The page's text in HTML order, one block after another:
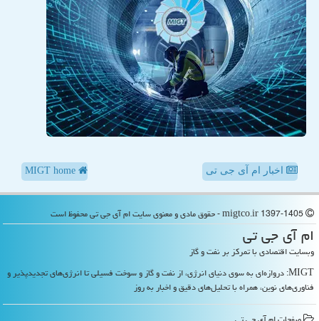
اخبار ام آی جی تی
ام آی جی تی
وبسایت اقتصادی با تمرکز بر نفت و گاز
MIGT: دروازه‌ای به سوی دنیای انرژی، از نفت و گاز و سوخت فسیلی تا انرژی‌های تجدیدپذیر و
فناوری‌های نوین، همراه با تحلیل‌های دقیق و اخبار به روز